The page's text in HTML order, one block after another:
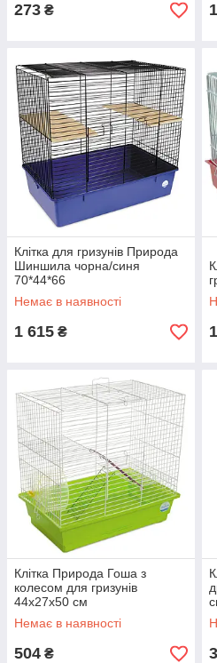
273 ₴
Клітка для гризунів Природа
Шиншила чорна/синя
70*44*66
Немає в наявності
1 615 ₴
Клітка Природа Гоша з
колесом для гризунів
44х27х50 см
Немає в наявності
504 ₴